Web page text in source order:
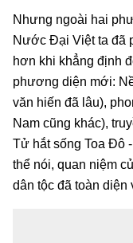
Nhưng ngoài hai
Nước Đại Việt ta đã
hơn khi khẳng định
phương diện mới:
văn hiến đã lâu),
Nam cũng khác),
Tử hắt sống Toa Đô
thể nói, quan niệm
dân tộc đã toàn diện